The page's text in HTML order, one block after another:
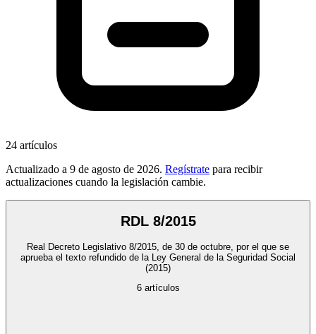
24 artículos
Actualizado a 9 de agosto de 2026. Regístrate para recibir
actualizaciones cuando la legislación cambie.
RDL 8/2015
Real Decreto Legislativo 8/2015, de 30 de octubre, por el que se
aprueba el texto refundido de la Ley General de la Seguridad Social
(2015)
6artículos